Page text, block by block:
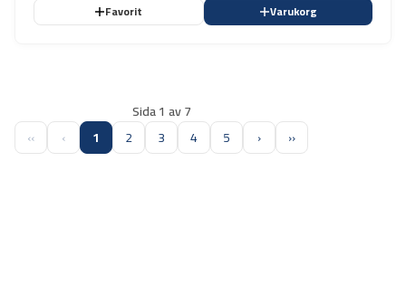
Favorit Varukorg
Sida 1 av 7
‹‹
‹ 1 2 3 4 5 › ››